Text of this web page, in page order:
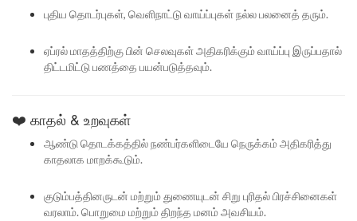
புதிய தொடர்புகள், வெளிநாட்டு வாய்ப்புகள் நல்ல பலனைத் தரும்.
ஏப்ரல் மாதத்திற்கு பின் செலவுகள் அதிகரிக்கும் வாய்ப்பு இருப்பதால்
திட்டமிட்டு பணத்தை பயன்படுத்தவும்.
❤️ காதல் & உறவுகள்
ஆண்டு தொடக்கத்தில் நண்பர்களிடையே நெருக்கம் அதிகரித்து
காதலாக மாறக்கூடும்.
குடும்பத்தினருடன் மற்றும் துணையுடன் சிறு புரிதல் பிரச்சினைகள்
வரலாம். பொறுமை மற்றும் திறந்த மனம் அவசியம்.